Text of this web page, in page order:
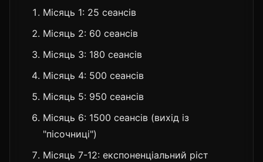
Місяць 1: 25 сеансів
Місяць 2: 60 сеансів
Місяць 3: 180 сеансів
Місяць 4: 500 сеансів
Місяць 5: 950 сеансів
Місяць 6: 1500 сеансів (вихід із
"пісочниці")
Місяць 7-12: експоненціальний ріст